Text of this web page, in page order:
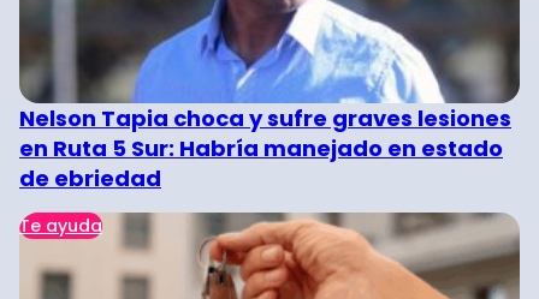
Nelson Tapia choca y sufre graves lesiones
en Ruta 5 Sur: Habría manejado en estado
de ebriedad
Te ayuda